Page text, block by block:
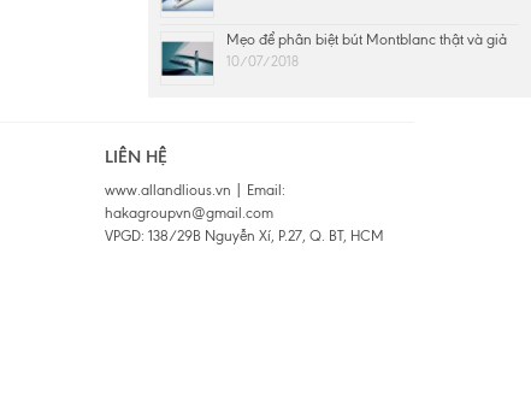
Mẹo để phân biệt bút Montblanc thật và giả
10/07/2018
LIÊN HỆ
www.allandlious.vn | Email:
hakagroupvn@gmail.com
VPGD: 138/29B Nguyễn Xí, P.27, Q. BT, HCM